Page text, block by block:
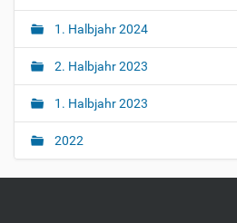
1. Halbjahr 2024
2. Halbjahr 2023
1. Halbjahr 2023
2022